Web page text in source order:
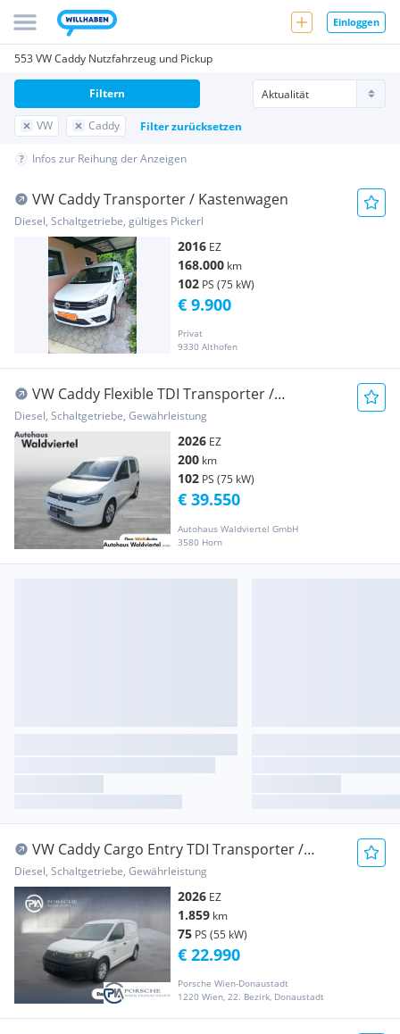
Einloggen
553 VW Caddy Nutzfahrzeug und Pickup
VW Caddy Filter zurücksetzen
Filtern
Infos zur Reihung der Anzeigen
VW Caddy Transporter / Kastenwagen
Diesel, Schaltgetriebe, gültiges Pickerl
2016 EZ
168.000 km
102 PS (75 kW)
Privat
9330 Althofen
€ 9.900
VW Caddy Flexible TDI Transporter /
Kastenwagen
Diesel, Schaltgetriebe, Gewährleistung
2026 EZ
200 km
102 PS (75 kW)
Autohaus Waldviertel GmbH
3580 Horn
€ 39.550
VW Caddy Cargo Entry TDI Transporter /
Kastenwagen
Diesel, Schaltgetriebe, Gewährleistung
2026 EZ
1.859 km
75 PS (55 kW)
Porsche Wien-Donaustadt
1220 Wien, 22. Bezirk, Donaustadt
€ 22.990